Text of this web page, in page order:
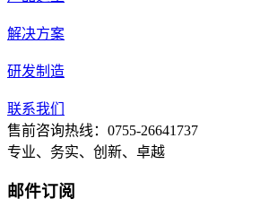
解决方案
研发制造
联系我们
售前咨询热线：0755-26641737
专业、务实、创新、卓越
邮件订阅